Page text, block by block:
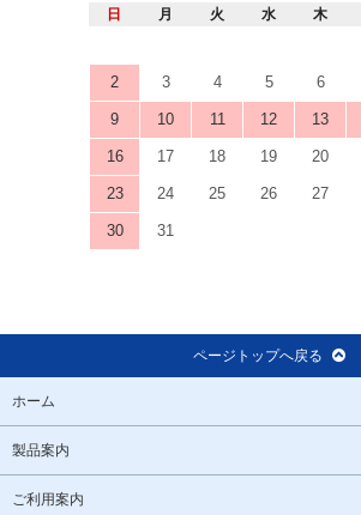
日 月 火 水 木
2 3 4 5 6
9 10 11 12 13
16 17 18 19 20
23 24 25 26 27
30
31
ページトップへ戻る
ホーム
製品案内
ご利用案内